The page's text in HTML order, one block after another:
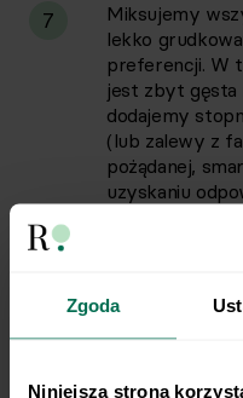
Zgoda
Niniejsza strona
7
Miksujemy
lekko
preferencji. W
jest zbyt gęsta
dodajemy
(lub zalewy z
pożądanej,
uzyskaniu
próbujemy
(ostrożnie!),
sojowego, jeśli
pastą.